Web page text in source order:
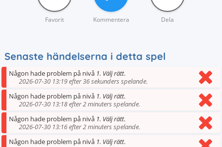
Favorit Kommentera Dela
Senaste händelserna i detta spel
Någon hade problem på nivå 1. Välj rätt.
2026-07-30 13:19 efter 36 sekunders spelande.
Någon hade problem på nivå 1. Välj rätt.
2026-07-30 13:18 efter 2 minuters spelande.
Någon hade problem på nivå 1. Välj rätt.
2026-07-30 13:16 efter 2 minuters spelande.
Någon hade problem på nivå 1. Välj rätt.